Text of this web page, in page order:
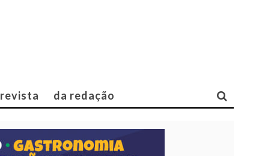
revista da redação